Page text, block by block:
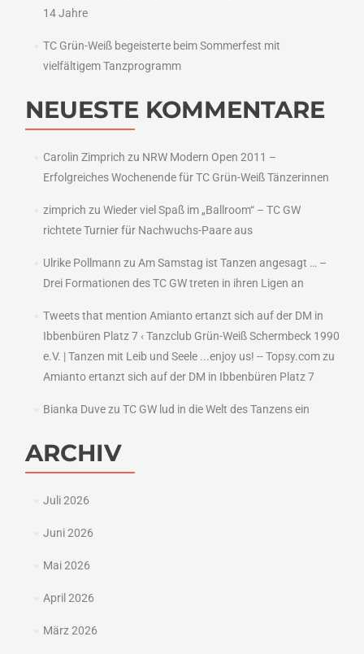
14 Jahre
TC Grün-Weiß begeisterte beim Sommerfest mit
vielfältigem Tanzprogramm
NEUESTE KOMMENTARE
Carolin Zimprich zu NRW Modern Open 2011 –
Erfolgreiches Wochenende für TC Grün-Weiß Tänzerinnen
zimprich zu Wieder viel Spaß im „Ballroom“ – TC GW
richtete Turnier für Nachwuchs-Paare aus
Ulrike Pollmann zu Am Samstag ist Tanzen angesagt … –
Drei Formationen des TC GW treten in ihren Ligen an
Tweets that mention Amianto ertanzt sich auf der DM in
Ibbenbüren Platz 7 ‹ Tanzclub Grün-Weiß Schermbeck 1990
e.V. | Tanzen mit Leib und Seele ...enjoy us! -- Topsy.comzu
Amianto ertanzt sich auf der DM in Ibbenbüren Platz 7
Bianka Duvezu TC GW lud in die Welt des Tanzens ein
ARCHIV
Juli 2026
Juni 2026
Mai 2026
April 2026
März 2026